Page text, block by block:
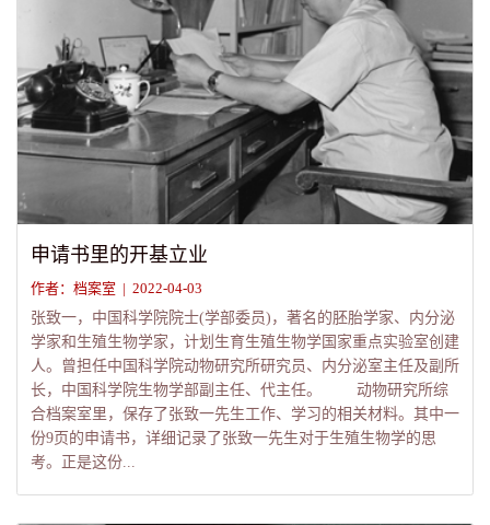
申请书里的开基立业
作者：档案室 | 2022-04-03
张致一，中国科学院院士(学部委员)，著名的胚胎学家、内分泌
学家和生殖生物学家，计划生育生殖生物学国家重点实验室创建
人。曾担任中国科学院动物研究所研究员、内分泌室主任及副所
长，中国科学院生物学部副主任、代主任。 动物研究所综
合档案室里，保存了张致一先生工作、学习的相关材料。其中一
份9页的申请书，详细记录了张致一先生对于生殖生物学的思
考。正是这份...